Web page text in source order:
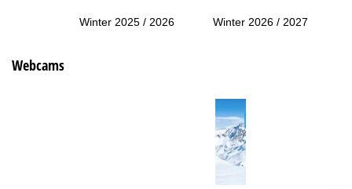
Winter 2025 / 2026 Winter 2026 / 2027
Webcams